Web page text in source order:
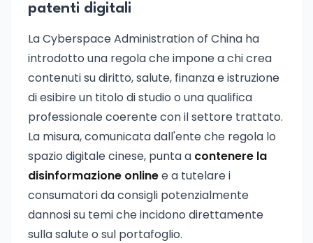
patenti digitali
La Cyberspace Administration of China ha
introdotto una regola che impone a chi crea
contenuti su diritto, salute, finanza e istruzione
di esibire un titolo di studio o una qualifica
professionale coerente con il settore trattato.
La misura, comunicata dall'ente che regola lo
spazio digitale cinese, punta a contenere la
disinformazione onlinee a tutelare i
consumatori da consigli potenzialmente
dannosi su temi che incidono direttamente
sulla salute o sul portafoglio.